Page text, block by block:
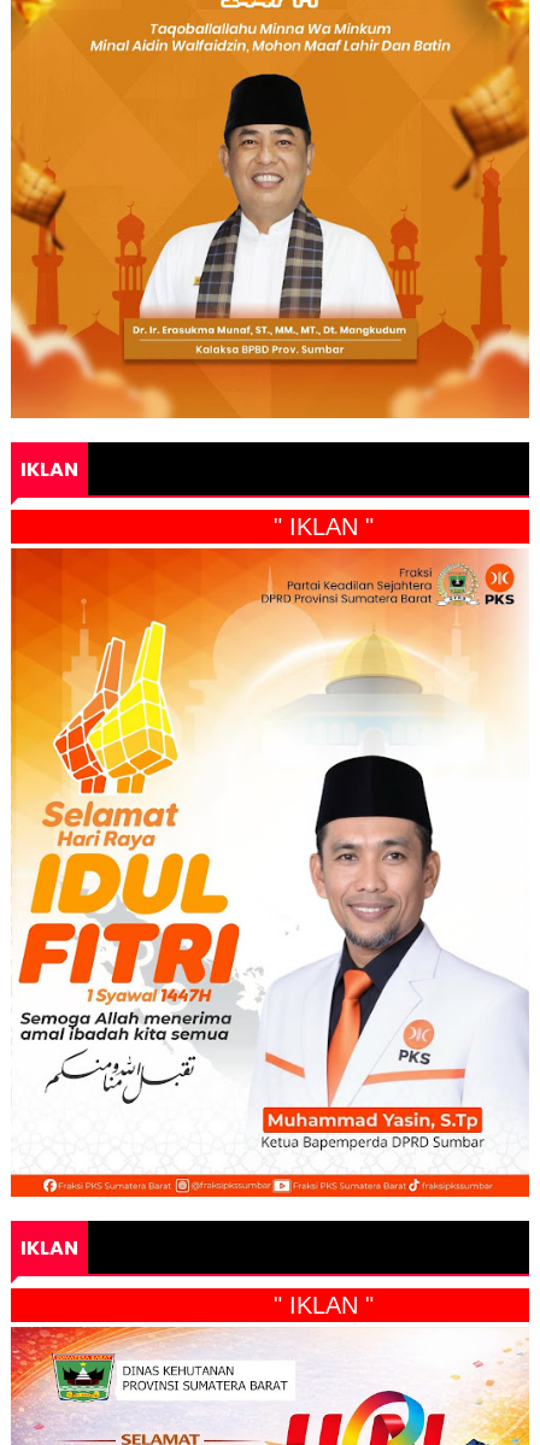
IKLAN
" IKLAN "
IKLAN
" IKLAN "